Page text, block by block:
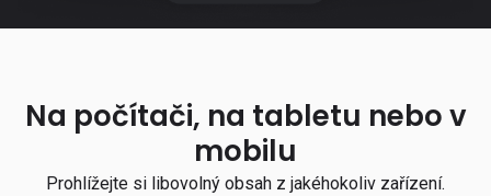
Na počítači, na tabletu nebo v
mobilu
Prohlížejte si libovolný obsah z jakéhokoliv zařízení.